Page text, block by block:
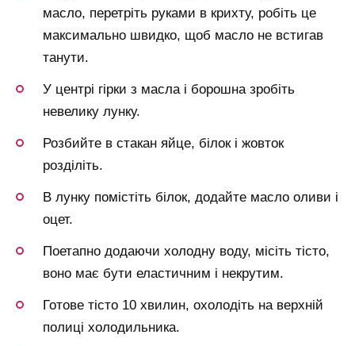
масло, перетріть руками в крихту, робіть це
максимально швидко, щоб масло не встигав
танути.
У центрі гірки з масла і борошна зробіть
невелику лунку.
Розбийте в стакан яйце, білок і жовток
розділіть.
В лунку помістіть білок, додайте масло оливи і
оцет.
Поетапно додаючи холодну воду, місіть тісто,
воно має бути еластичним і некрутим.
Готове тісто 10 хвилин, охолодіть на верхній
полиці холодильника.